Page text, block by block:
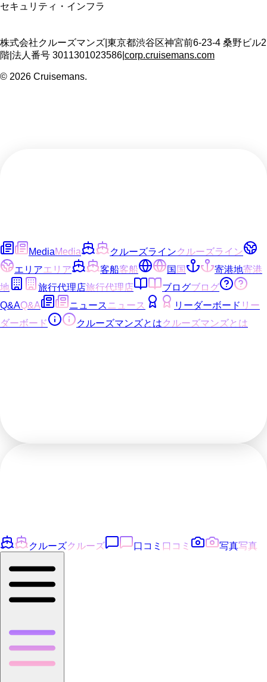
セキュリティ・インフラ
株式会社クルーズマンズ 東京都渋谷区神宮前6-23-4 桑野ビル2
階 法人番号 3011301023586 corp.cruisemans.com
© 2026 Cruisemans.
MediaMedia クルーズラインクルーズライン
エリアエリア 客船客船 国国 寄港地寄港
地
旅行代理店旅行代理店 ブログブログ
Q&AQ&A ニュース ニュース リーダーボード リー
ダーボード
クルーズマンズとはクルーズマンズとは
クルーズクルーズ 口コミ 口コミ 写真写真